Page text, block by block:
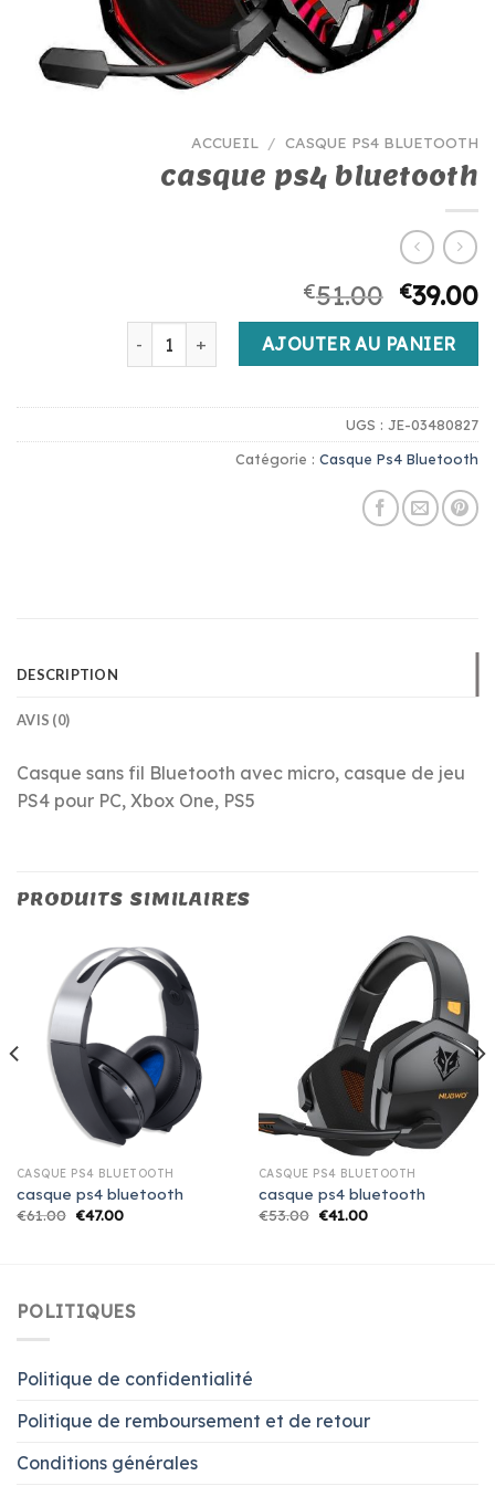
ACCUEIL / CASQUE PS4 BLUETOOTH
casque ps4 bluetooth
€51.00 €39.00
quantité de casque ps4 bluetooth
AJOUTER AU PANIER
UGS : JE-03480827
Catégorie : Casque Ps4 Bluetooth
DESCRIPTION
AVIS (0)
Casque sans fil Bluetooth avec micro, casque de jeu
PS4 pour PC, Xbox One, PS5
PRODUITS SIMILAIRES
CASQUE PS4 BLUETOOTH
casque ps4 bluetooth
€61.00 €47.00
CASQUE PS4 BLUETOOTH
casque ps4 bluetooth
€53.00 €41.00
POLITIQUES
Politique de confidentialité
Politique de remboursement et de retour
Conditions générales